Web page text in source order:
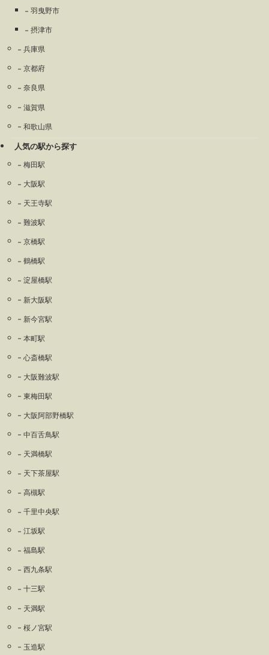
羽曳野市
摂津市
兵庫県
京都府
奈良県
滋賀県
和歌山県
人気の駅から探す
梅田駅
大阪駅
天王寺駅
難波駅
京橋駅
鶴橋駅
淀屋橋駅
新大阪駅
新今宮駅
本町駅
心斎橋駅
大阪難波駅
東梅田駅
大阪阿部野橋駅
中百舌鳥駅
天満橋駅
天下茶屋駅
高槻駅
千里中央駅
江坂駅
福島駅
西九条駅
十三駅
天満駅
桜ノ宮駅
玉造駅